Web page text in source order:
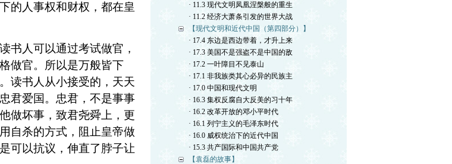
的人事权和财权，都在皇
书人可以通过考试做官，
做官。所以是万般皆下
读书人从小接受的，天天
君爱国。忠君，不是事事
做坏事，致君尧舜上，更
自杀的方式，阻止皇帝做
可以抗议，伸直了脖子让
· 11.3 现代文明凤凰涅槃般的重生
· 11.2 经济大萧条引发的世界大战
【现代文明和近代中国（第四部分）】
· 17.4 东边是西边带着，才升上来
· 17.3 美国不是强盗不是中国的敌
· 17.2 一叶障目不见泰山
· 17.1 非我族类其心必异的民族主
· 17.0 中国和现代文明
· 16.3 集权反腐自大反美的习十年
· 16.2 改革开放的邓小平时代
· 16.1 列宁主义的毛泽东时代
· 16.0 威权统治下的近代中国
· 15.3 共产国际和中国共产党
【袁磊的故事】